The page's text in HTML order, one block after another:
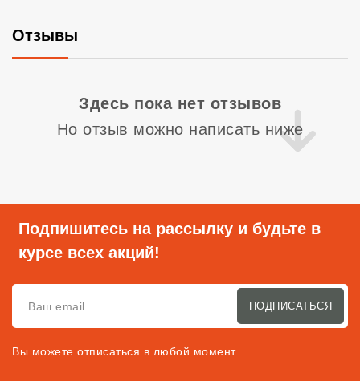
Отзывы
Здесь пока нет отзывов
Но отзыв можно написать ниже
Подпишитесь на рассылку и будьте в
курсе всех акций!
ПОДПИСАТЬСЯ
Вы можете отписаться в любой момент